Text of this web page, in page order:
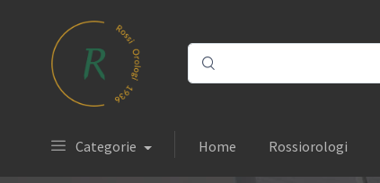
Categorie Home Rossiorologi